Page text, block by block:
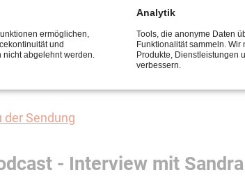
zum Thema Gesundheit
der Sendung
- Interview mit
ermöglichen,
und
nicht abgelehnt werden.
Analytik
Tools, die anonyme Daten
Funktionalität sammeln.
Produkte, Dienstleistungen
verbessern.